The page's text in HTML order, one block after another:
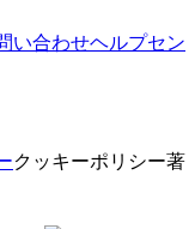
い合わせヘルプセン
クッキーポリシー著